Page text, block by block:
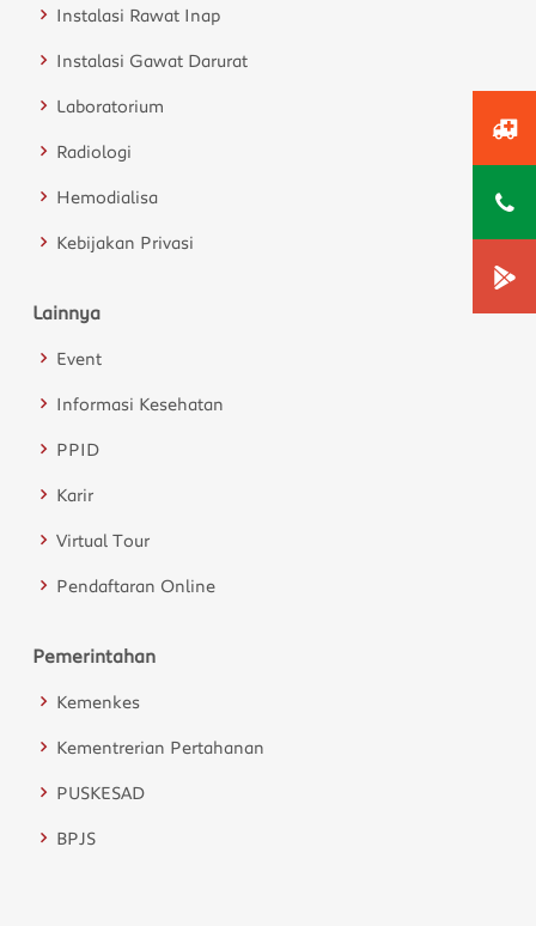
Instalasi Rawat Inap
Instalasi Gawat Darurat
Laboratorium
Radiologi
Hemodialisa
Kebijakan Privasi
Lainnya
Event
Informasi Kesehatan
PPID
Karir
Virtual Tour
Pendaftaran Online
Pemerintahan
Kemenkes
Kementrerian Pertahanan
PUSKESAD
BPJS